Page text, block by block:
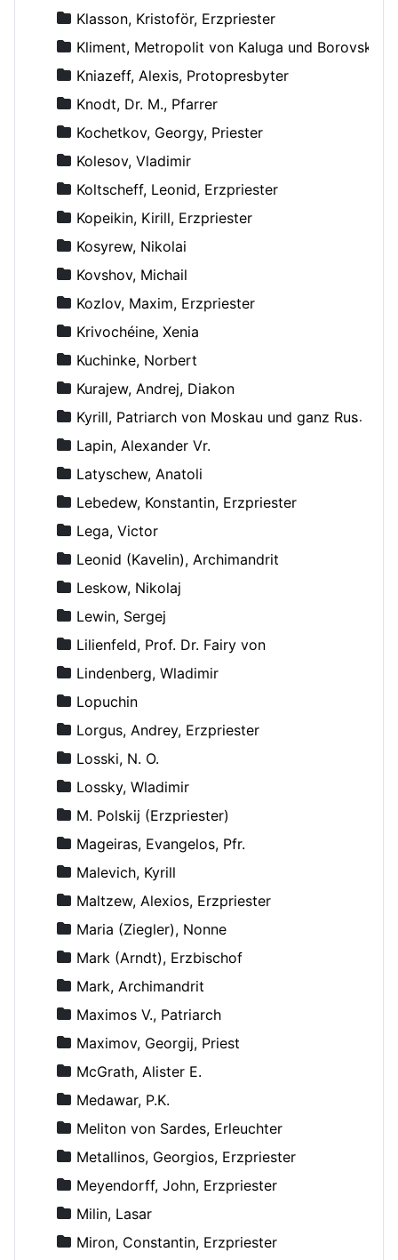
Klasson, Kristoför, Erzpriester
Kliment, Metropolit von Kaluga und Borovsk
Kniazeff, Alexis, Protopresbyter
Knodt, Dr. M., Pfarrer
Kochetkov, Georgy, Priester
Kolesov, Vladimir
Koltscheff, Leonid, Erzpriester
Kopeikin, Kirill, Erzpriester
Kosyrew, Nikolai
Kovshov, Michail
Kozlov, Maxim, Erzpriester
Krivochéine, Xenia
Kuchinke, Norbert
Kurajew, Andrej, Diakon
Kyrill, Patriarch von Moskau und ganz Russland
Lapin, Alexander Vr.
Latyschew, Anatoli
Lebedew, Konstantin, Erzpriester
Lega, Victor
Leonid (Kavelin), Archimandrit
Leskow, Nikolaj
Lewin, Sergej
Lilienfeld, Prof. Dr. Fairy von
Lindenberg, Wladimir
Lopuchin
Lorgus, Andrey, Erzpriester
Losski, N. O.
Lossky, Wladimir
M. Polskij (Erzpriester)
Mageiras, Evangelos, Pfr.
Malevich, Kyrill
Maltzew, Alexios, Erzpriester
Maria (Ziegler), Nonne
Mark (Arndt), Erzbischof
Mark, Archimandrit
Maximos V., Patriarch
Maximov, Georgij, Priest
McGrath, Alister E.
Medawar, P.K.
Meliton von Sardes, Erleuchter
Metallinos, Georgios, Erzpriester
Meyendorff, John, Erzpriester
Milin, Lasar
Miron, Constantin, Erzpriester